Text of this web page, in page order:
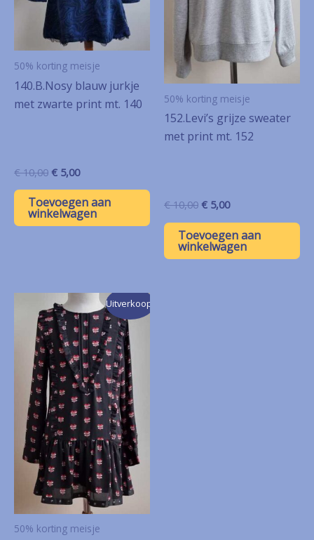
50% korting meisje
140.B.Nosy blauw jurkje
met zwarte print mt. 140
€10,00 Oorspronkelijke
was:
€ 10,00.
€ 5,00Huidige
is:
€ 5,00.
Toevoegen aan
winkelwagen
50% korting meisje
152.Levi’s grijze sweater
met print mt. 152
€10,00 Oorspronkelijke
was:
€ 10,00.
€ 5,00Huidige
is:
€ 5,00.
Toevoegen aan
winkelwagen
Uitverkoop!
50% korting meisje